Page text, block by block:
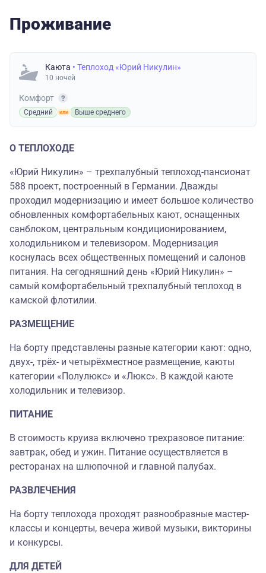
Проживание
Каюта • Теплоход «Юрий Никулин»
10 ночей
Комфорт
Средний Выше среднего
О ТЕПЛОХОДЕ
«Юрий Никулин» – трехпалубный теплоход-пансионат
588 проект, построенный в Германии. Дважды
проходил модернизацию и имеет большое количество
обновленных комфортабельных кают, оснащенных
санблоком, центральным кондиционированием,
холодильником и телевизором. Модернизация
коснулась всех общественных помещений и салонов
питания. На сегодняшний день «Юрий Никулин» –
самый комфортабельный трехпалубный теплоход в
камской флотилии.
РАЗМЕЩЕНИЕ
На борту представлены разные категории кают: одно,
двух-, трёх- и четырёхместное размещение, каюты
категории «Полулюкс» и «Люкс». В каждой каюте
холодильник и телевизор.
ПИТАНИЕ
В стоимость круиза включено трехразовое питание:
завтрак, обед и ужин. Питание осуществляется в
ресторанах на шлюпочной и главной палубах.
РАЗВЛЕЧЕНИЯ
На борту теплохода проходят разнообразные мастер-
классы и концерты, вечера живой музыки, викторины
и конкурсы.
ДЛЯ ДЕТЕЙ